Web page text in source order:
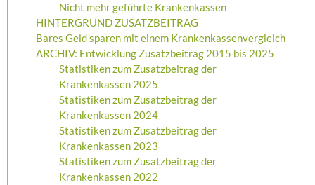
Nicht mehr geführte Krankenkassen
HINTERGRUND ZUSATZBEITRAG
Bares Geld sparen mit einem Krankenkassenvergleich
ARCHIV: Entwicklung Zusatzbeitrag 2015 bis 2025
Statistiken zum Zusatzbeitrag der
Krankenkassen 2025
Statistiken zum Zusatzbeitrag der
Krankenkassen 2024
Statistiken zum Zusatzbeitrag der
Krankenkassen 2023
Statistiken zum Zusatzbeitrag der
Krankenkassen 2022